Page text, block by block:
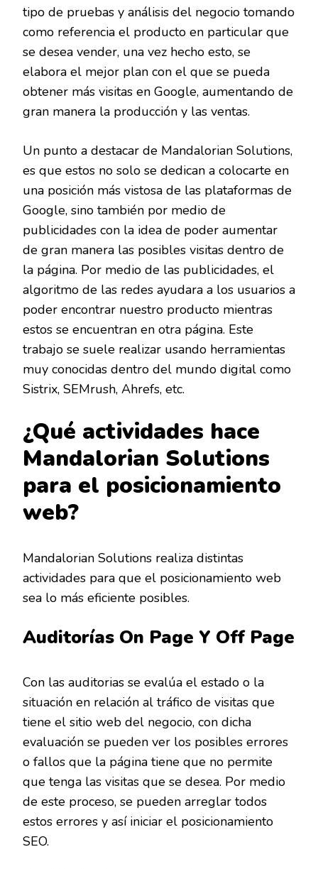
tipo de pruebas y análisis del negocio tomando
como referencia el producto en particular que
se desea vender, una vez hecho esto, se
elabora el mejor plan con el que se pueda
obtener más visitas en Google, aumentando de
gran manera la producción y las ventas.
Un punto a destacar de Mandalorian Solutions,
es que estos no solo se dedican a colocarte en
una posición más vistosa de las plataformas de
Google, sino también por medio de
publicidades con la idea de poder aumentar
de gran manera las posibles visitas dentro de
la página. Por medio de las publicidades, el
algoritmo de las redes ayudara a los usuarios a
poder encontrar nuestro producto mientras
estos se encuentran en otra página. Este
trabajo se suele realizar usando herramientas
muy conocidas dentro del mundo digital como
Sistrix, SEMrush, Ahrefs, etc.
¿Qué actividades hace
Mandalorian Solutions
para el posicionamiento
web?
Mandalorian Solutions realiza distintas
actividades para que el posicionamiento web
sea lo más eficiente posibles.
Auditorías On Page Y Off Page
Con las auditorias se evalúa el estado o la
situación en relación al tráfico de visitas que
tiene el sitio web del negocio, con dicha
evaluación se pueden ver los posibles errores
o fallos que la página tiene que no permite
que tenga las visitas que se desea. Por medio
de este proceso, se pueden arreglar todos
estos errores y así iniciar el posicionamiento
SEO.